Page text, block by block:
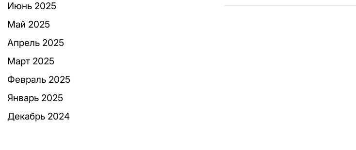
Июнь 2025
Май 2025
Апрель 2025
Март 2025
Февраль 2025
Январь 2025
Декабрь 2024